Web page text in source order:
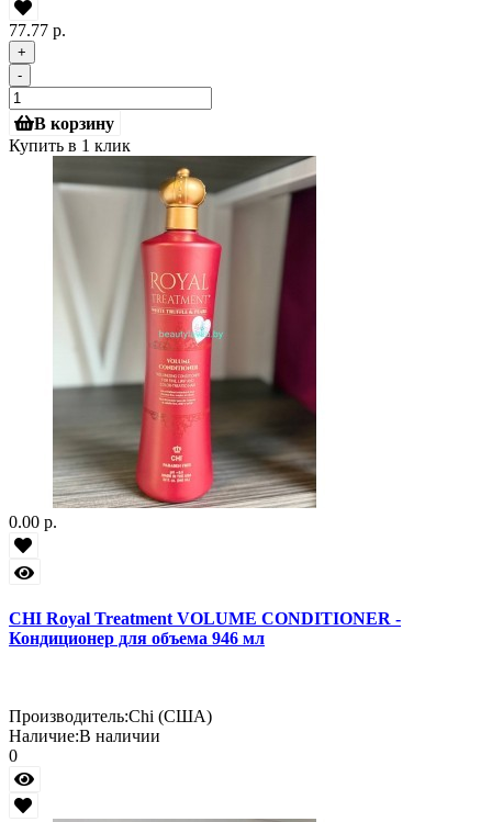
77.77 р.
+
-
В корзину
Купить в 1 клик
0.00 р.
CHI Royal Treatment VOLUME CONDITIONER -
Кондиционер для объема 946 мл
Производитель:Chi (США)
Наличие:В наличии
0